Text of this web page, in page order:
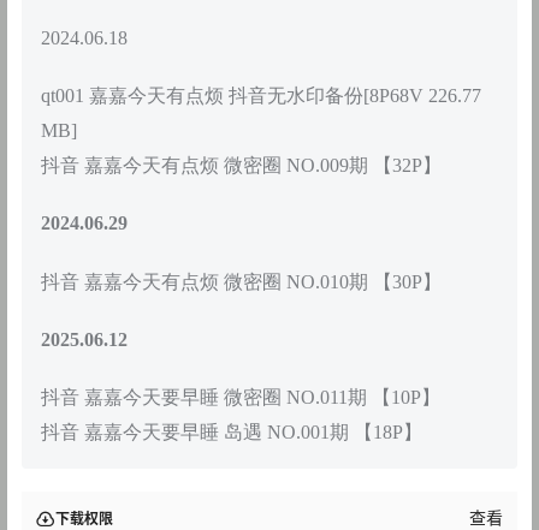
2024.06.18
qt001 嘉嘉今天有点烦 抖音无水印备份[8P68V 226.77
MB]
抖音 嘉嘉今天有点烦 微密圈 NO.009期 【32P】
2024.06.29
抖音 嘉嘉今天有点烦 微密圈 NO.010期 【30P】
2025.06.12
抖音 嘉嘉今天要早睡 微密圈 NO.011期 【10P】
抖音 嘉嘉今天要早睡 岛遇 NO.001期 【18P】
下载权限 查看